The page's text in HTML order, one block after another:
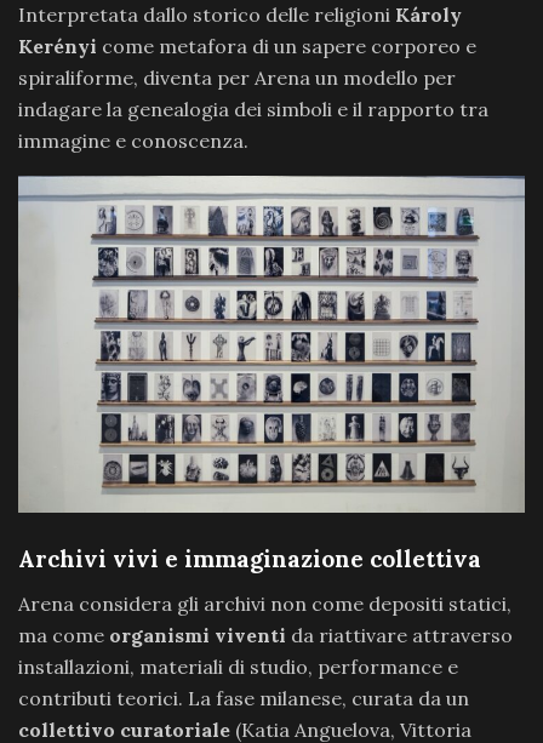
Interpretata dallo storico delle religioni Károly
Kerényi come metafora di un sapere corporeo e
spiraliforme, diventa per Arena un modello per
indagare la genealogia dei simboli e il rapporto tra
immagine e conoscenza.
Archivi vivi e immaginazione collettiva
Arena considera gli archivi non come depositi statici,
ma come organismi viventi da riattivare attraverso
installazioni, materiali di studio, performance e
contributi teorici. La fase milanese, curata da un
collettivo curatoriale (Katia Anguelova, Vittoria